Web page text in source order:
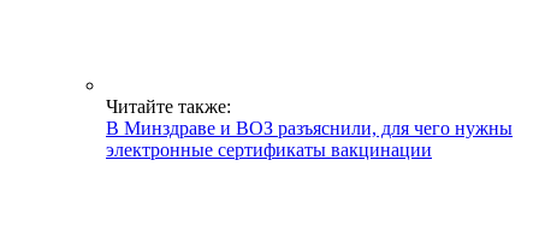
Читайте также:
В Минздраве и ВОЗ разъяснили, для чего нужны
электронные сертификаты вакцинации